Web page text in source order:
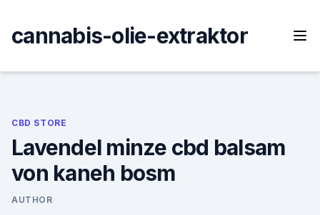
content
cannabis-olie-extraktor
CBD STORE
Lavendel minze cbd balsam
von kaneh bosm
AUTHOR